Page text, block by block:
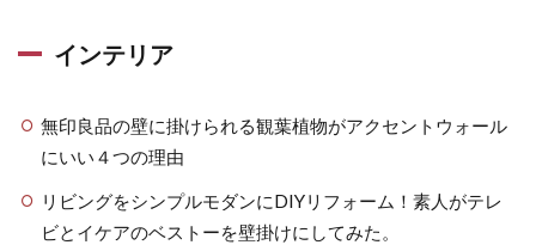
インテリア
無印良品の壁に掛けられる観葉植物がアクセントウォール
にいい４つの理由
リビングをシンプルモダンにDIYリフォーム！素人がテレ
ビとイケアのベストーを壁掛けにしてみた。